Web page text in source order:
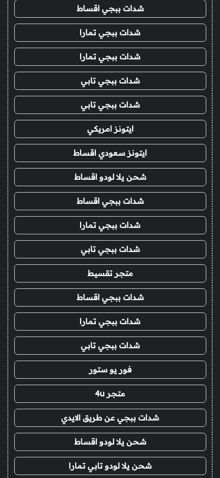
شدات ببجي اقساط
شدات ببجي تمارا
شدات ببجي تمارا
شدات ببجي تابي
شدات ببجي تابي
ايتونز امريكي
ايتونز سعودي اقساط
شحن يلا لودو اقساط
شدات ببجي اقساط
شدات ببجي تمارا
شدات ببجي تابي
متجر تقسيط
شدات ببجي اقساط
شدات ببجي تمارا
شدات ببجي تابي
فور يو ستور
متجر 4u
شدات ببجي عن طريق الايدي
شحن يلا لودو اقساط
شحن يلا لودو تابي تمارا